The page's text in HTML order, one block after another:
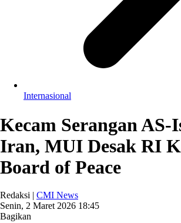
Internasional
Kecam Serangan AS-
Iran, MUI Desak RI
Board of Peace
Redaksi | CMI News
Senin, 2 Maret 2026 18:45
Bagikan